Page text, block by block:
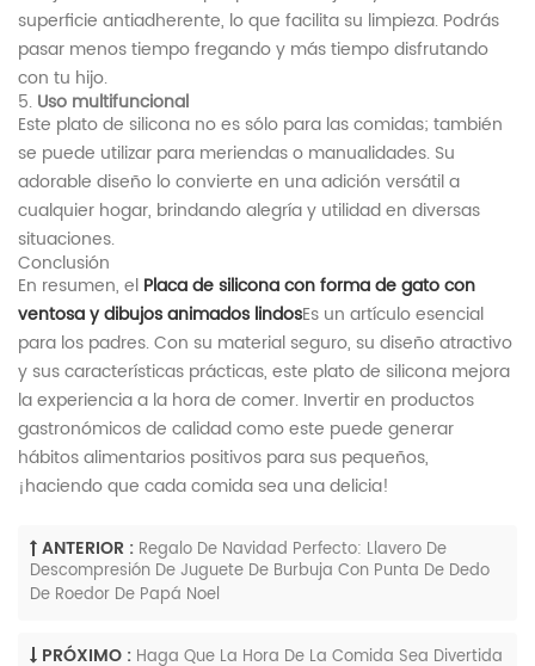
superficie antiadherente, lo que facilita su limpieza. Podrás
pasar menos tiempo fregando y más tiempo disfrutando
con tu hijo.
5. Uso multifuncional
Este plato de silicona no es sólo para las comidas; también
se puede utilizar para meriendas o manualidades. Su
adorable diseño lo convierte en una adición versátil a
cualquier hogar, brindando alegría y utilidad en diversas
situaciones.
Conclusión
En resumen, el Placa de silicona con forma de gato con
ventosa y dibujos animados lindosEs un artículo esencial
para los padres. Con su material seguro, su diseño atractivo
y sus características prácticas, este plato de silicona mejora
la experiencia a la hora de comer. Invertir en productos
gastronómicos de calidad como este puede generar
hábitos alimentarios positivos para sus pequeños,
¡haciendo que cada comida sea una delicia!
ANTERIOR : Regalo De Navidad Perfecto: Llavero De
Descompresión De Juguete De Burbuja Con Punta De Dedo
De Roedor De Papá Noel
PRÓXIMO : Haga Que La Hora De La Comida Sea Divertida